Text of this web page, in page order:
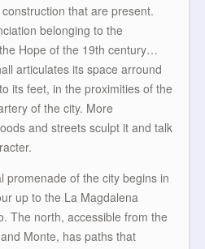
that are present.
belonging to the
Hope of the 19th century…
articulates its space arround
its feet, in the proximities of the
of the city. More
and streets sculpt it and talk
promenade of the city begins in
up to the La Magdalena
The north, accessible from the
Monte, has paths that